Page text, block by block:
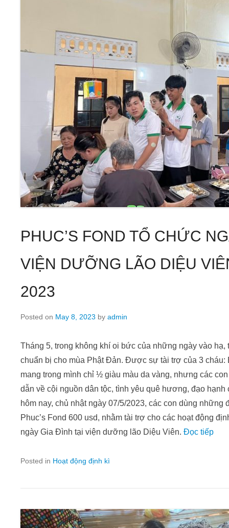
PHUC’S FOND TỔ CHỨC
VIỆN DƯỠNG LÃO DIỆU
2023
Posted on May 8, 2023 by admin
Tháng 5, trong không khí oi bức của những ngày vào
chuẩn bị cho mùa Phật Đản. Được sự tài trợ của 3 cháu:
mang trong mình chỉ ½ giàu màu da vàng, nhưng các
dẫn về cội nguồn dân tộc, tình yêu quê hương, đạo
hôm nay, chủ nhật ngày 07/5/2023, các con dùng
Phuc’s Fond 600 usd, nhằm tài trợ cho các hoạt động
ngày Gia Đình tại viện dưỡng lão Diệu Viên. Đọc tiếp
Posted in Hoạt động định kì